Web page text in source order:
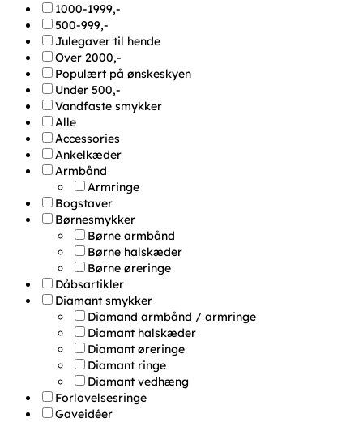
1000-1999,-
500-999,-
Julegaver til hende
Over 2000,-
Populært på ønskeskyen
Under 500,-
Vandfaste smykker
Alle
Accessories
Ankelkæder
Armbånd
Armringe
Bogstaver
Børnesmykker
Børne armbånd
Børne halskæder
Børne øreringe
Dåbsartikler
Diamant smykker
Diamand armbånd / armringe
Diamant halskæder
Diamant øreringe
Diamant ringe
Diamant vedhæng
Forlovelsesringe
Gaveidéer